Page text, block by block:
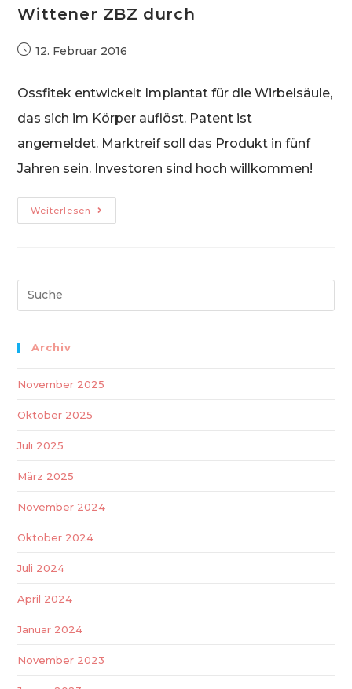
Therapie
Zu
Erfolg
Wittener ZBZ durch
Beitrag12. Februar 2016
Ossfitek entwickelt Implantat für die Wirbelsäule,
das sich im Körper auflöst. Patent ist
angemeldet. Marktreif soll das Produkt in fünf
Jahren sein. Investoren sind hoch willkommen!
Weiterlesen Medizinpreisträger
Starten
Search
this
Archiv
November 2025
Oktober 2025
Juli 2025
März 2025
November 2024
Oktober 2024
Juli 2024
April 2024
Januar 2024
November 2023